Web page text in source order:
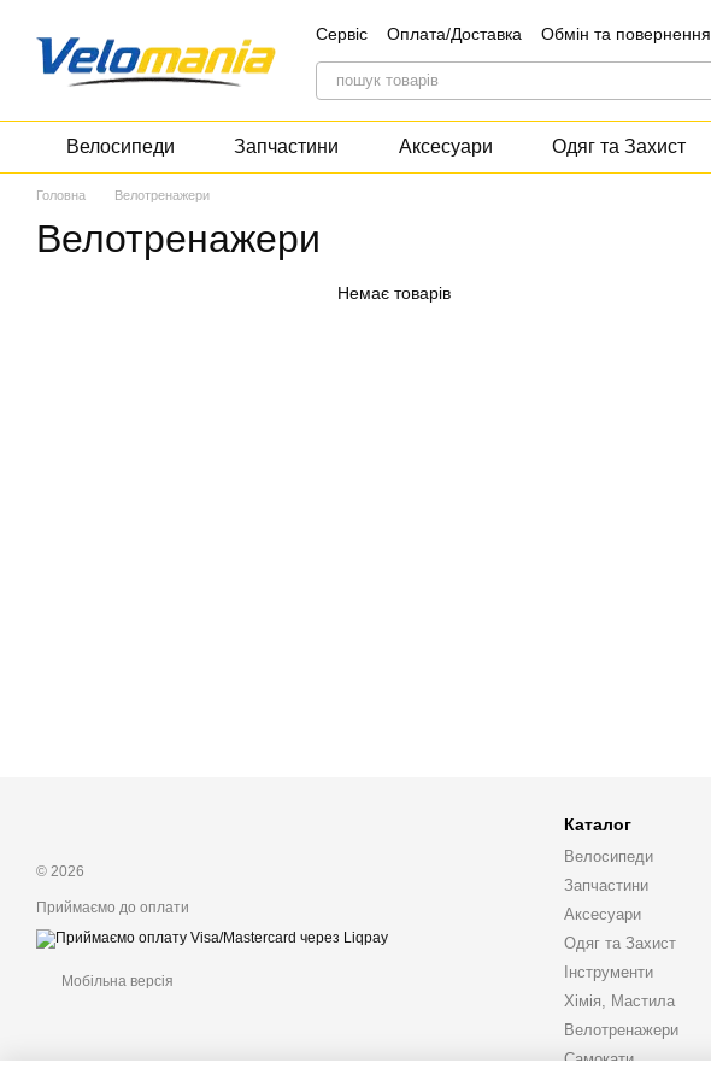
Сервіс Оплата/Доставка
Обмін та повернення
Контакти
Блог Дисконт
Велосипеди Запчастини Аксесуари Одяг та Захист
Головна Велотренажери
Велотренажери
Немає товарів
© 2026
Приймаємо до оплати
Мобільна версія
Каталог
Велосипеди
Запчастини
Аксесуари
Одяг та Захист
Інструменти
Хімія, Мастила
Велотренажери
Самокати